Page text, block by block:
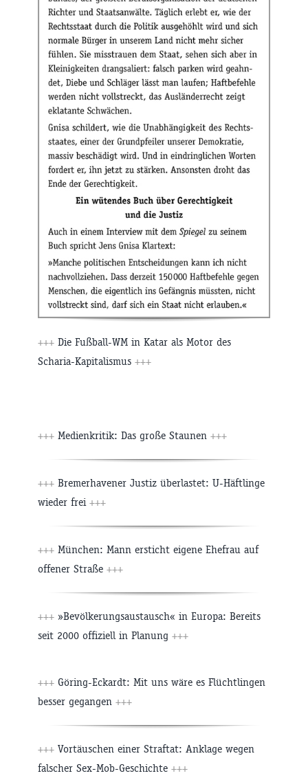
+++ Die Fußball-WM in Katar als Motor des
Scharia-Kapitalismus +++
+++ Medienkritik: Das große Staunen +++
+++ Bremerhavener Justiz überlastet: U-Häftlinge
wieder frei +++
+++ München: Mann ersticht eigene Ehefrau auf
offener Straße +++
+++ »Bevölkerungsaustausch« in Europa: Bereits
seit 2000 offiziell in Planung +++
+++ Göring-Eckardt: Mit uns wäre es Flüchtlingen
besser gegangen +++
+++ Vortäuschen einer Straftat: Anklage wegen
falscher Sex-Mob-Geschichte +++